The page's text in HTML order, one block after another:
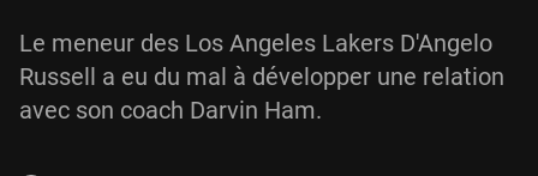
Le meneur des Los Angeles Lakers D'Angelo
Russell a eu du mal à développer une relation
avec son coach Darvin Ham.